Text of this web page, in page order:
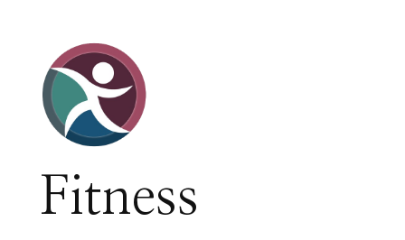
Fitness